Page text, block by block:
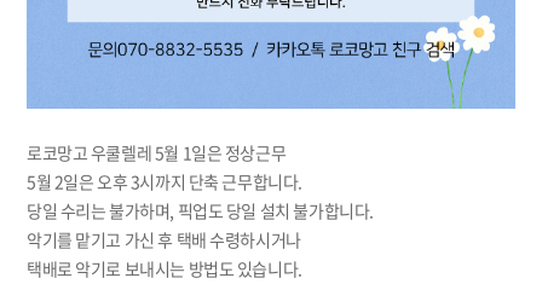
로코망고 우쿨렐레 5월 1일은 정상근무
5월 2일은 오후 3시까지 단축 근무합니다.
당일 수리는 불가하며, 픽업도 당일 설치 불가합니다.
악기를 맡기고 가신 후 택배 수령하시거나
택배로 악기로 보내시는 방법도 있습니다.